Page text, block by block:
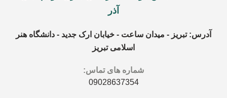
آذر
آدرس: تبریز - میدان ساعت - خیابان ارک جدید - دانشگاه هنر
اسلامی تبريز
شماره های تماس:
09028637354